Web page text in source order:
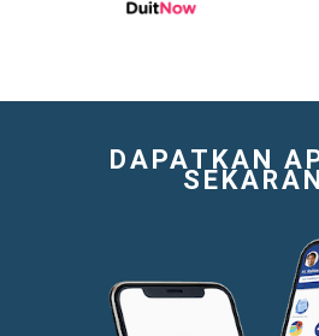
DAPATKAN